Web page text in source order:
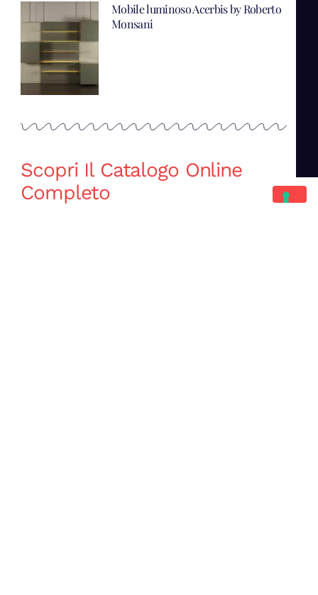
Mobile luminoso Acerbis by Roberto
Monsani
Scopri Il Catalogo Online
Completo